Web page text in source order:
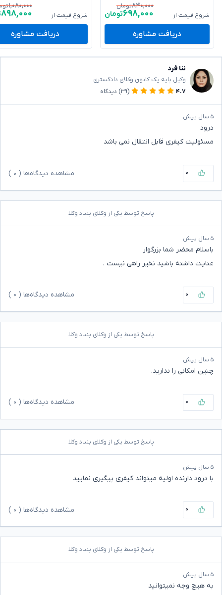
شروع قیمت از
۸۴۰,۰۰۰تومان
۶۹۸,۰۰۰تومان
دریافت مشاوره
شروع قیمت از
۱,۰۸۰,۰۰۰
۸۹۸,۰۰۰
دریافت مشاوره
ننا فرد
وکیل پایه یک کانون وکلای دادگستری
۴.۷
(۳۹) دیدگاه
۵ سال پیش
درود
مسئولیت کیفری قابل انتقال نمی باشد
۰ مشاهده دیدگاه‌ها ( ۰
پاسخ توسط یکی از وکلای بنیاد وکلا
۵ سال پیش
باسلام محضر شما بزرگوار
عنایت داشته باشید نخیر راهی نیست .
۰ مشاهده دیدگاه‌ها ( ۰
پاسخ توسط یکی از وکلای بنیاد وکلا
۵ سال پیش
چنین امکانی را ندارید.
۰ مشاهده دیدگاه‌ها ( ۰
پاسخ توسط یکی از وکلای بنیاد وکلا
۵ سال پیش
با درود دارنده اولیه میتواند کیفری پیگیری نمایید
۰ مشاهده دیدگاه‌ها ( ۰
پاسخ توسط یکی از وکلای بنیاد وکلا
۵ سال پیش
به هیچ وجه نمیتوانید